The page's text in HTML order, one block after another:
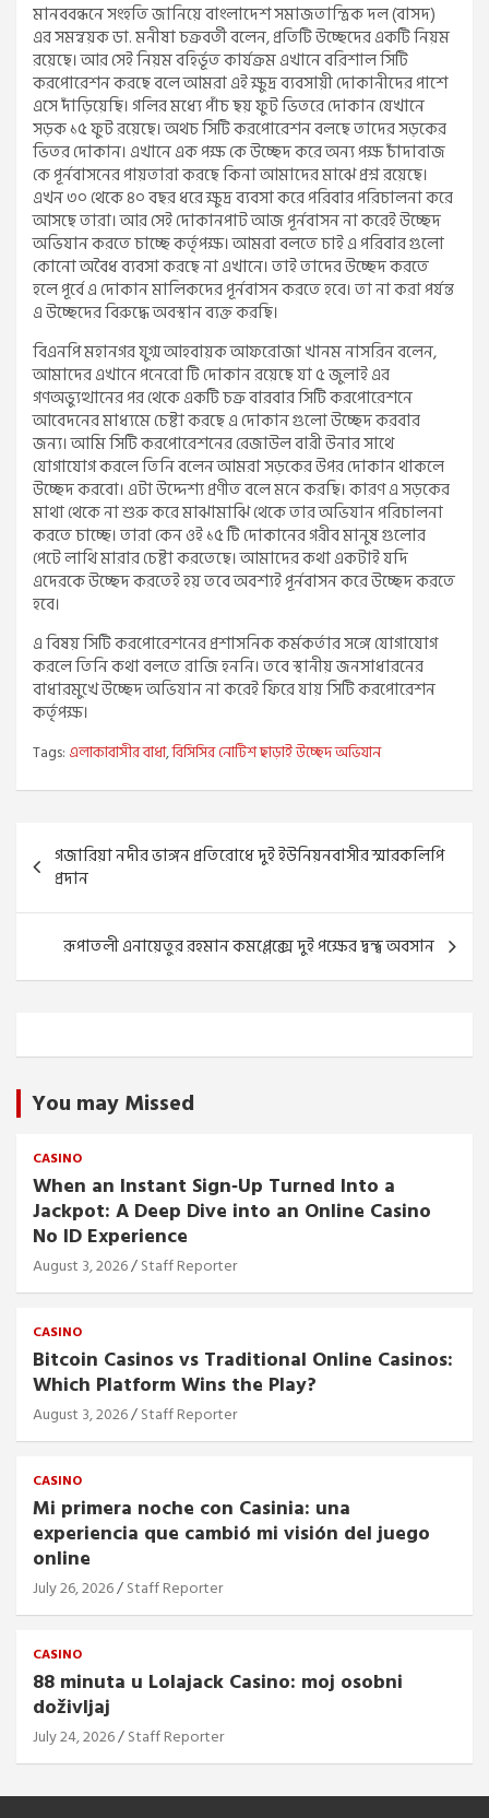
মানববন্ধনে সংহতি জানিয়ে বাংলাদেশ সমাজতান্ত্রিক দল (বাসদ)
এর সমন্বয়ক ডা. মনীষা চক্রবর্তী বলেন, প্রতিটি উচ্ছেদের একটি নিয়ম
রয়েছে। আর সেই নিয়ম বহির্ভূত কার্যক্রম এখানে বরিশাল সিটি
করপোরেশন করছে বলে আমরা এই ক্ষুদ্র ব্যবসায়ী দোকানীদের পাশে
এসে দাঁড়িয়েছি। গলির মধ্যে পাঁচ ছয় ফুট ভিতরে দোকান যেখানে
সড়ক ১৫ ফুট রয়েছে। অথচ সিটি করপোরেশন বলছে তাদের সড়কের
ভিতর দোকান। এখানে এক পক্ষ কে উচ্ছেদ করে অন্য পক্ষ চাঁদাবাজ
কে পূর্নবাসনের পায়তারা করছে কিনা আমাদের মাঝে প্রশ্ন রয়েছে।
এখন ৩০ থেকে ৪০ বছর ধরে ক্ষুদ্র ব্যবসা করে পরিবার পরিচালনা করে
আসছে তারা। আর সেই দোকানপাট আজ পূর্নবাসন না করেই উচ্ছেদ
অভিযান করতে চাচ্ছে কর্তৃপক্ষ। আমরা বলতে চাই এ পরিবার গুলো
কোনো অবৈধ ব্যবসা করছে না এখানে। তাই তাদের উচ্ছেদ করতে
হলে পূর্বে এ দোকান মালিকদের পূর্নবাসন করতে হবে। তা না করা পর্যন্ত
এ উচ্ছেদের বিরুদ্ধে অবস্থান ব্যক্ত করছি।
বিএনপি মহানগর যুগ্ম আহবায়ক আফরোজা খানম নাসরিন বলেন,
আমাদের এখানে পনেরো টি দোকান রয়েছে যা ৫ জুলাই এর
গণঅভ্যুত্থানের পর থেকে একটি চক্র বারবার সিটি করপোরেশনে
আবেদনের মাধ্যমে চেষ্টা করছে এ দোকান গুলো উচ্ছেদ করবার
জন্য। আমি সিটি করপোরেশনের রেজাউল বারী উনার সাথে
যোগাযোগ করলে তিনি বলেন আমরা সড়কের উপর দোকান থাকলে
উচ্ছেদ করবো। এটা উদ্দেশ্য প্রণীত বলে মনে করছি। কারণ এ সড়কের
মাথা থেকে না শুরু করে মাঝামাঝি থেকে তার অভিযান পরিচালনা
করতে চাচ্ছে। তারা কেন ওই ১৫ টি দোকানের গরীব মানুষ গুলোর
পেটে লাথি মারার চেষ্টা করতেছে। আমাদের কথা একটাই যদি
এদেরকে উচ্ছেদ করতেই হয় তবে অবশ্যই পূর্নবাসন করে উচ্ছেদ করতে
হবে।
এ বিষয় সিটি করপোরেশনের প্রশাসনিক কর্মকর্তার সঙ্গে যোগাযোগ
করলে তিনি কথা বলতে রাজি হননি। তবে স্থানীয় জনসাধারনের
বাধারমুখে উচ্ছেদ অভিযান না করেই ফিরে যায় সিটি করপোরেশন
কর্তৃপক্ষ।
Tags: এলাকাবাসীর বাধা,বিসিসির নোটিশ ছাড়াই উচ্ছেদ অভিযান
Post
navigation
গজারিয়া নদীর ভাঙ্গন প্রতিরোধে দুই ইউনিয়নবাসীর স্মারকলিপি
প্রদান
রূপাতলী এনায়েতুর রহমান কমপ্লেক্সে দুই পক্ষের দ্বন্দ্ব অবসান
You may Missed
CASINO
When an Instant Sign‑Up Turned Into a
Jackpot: A Deep Dive into an Online Casino
No ID Experience
August 3, 2026 Staff Reporter
CASINO
Bitcoin Casinos vs Traditional Online Casinos:
Which Platform Wins the Play?
August 3, 2026 Staff Reporter
CASINO
Mi primera noche con Casinia: una
experiencia que cambió mi visión del juego
online
July 26, 2026 Staff Reporter
CASINO
88 minuta u Lolajack Casino: moj osobni
doživljaj
July 24, 2026 Staff Reporter